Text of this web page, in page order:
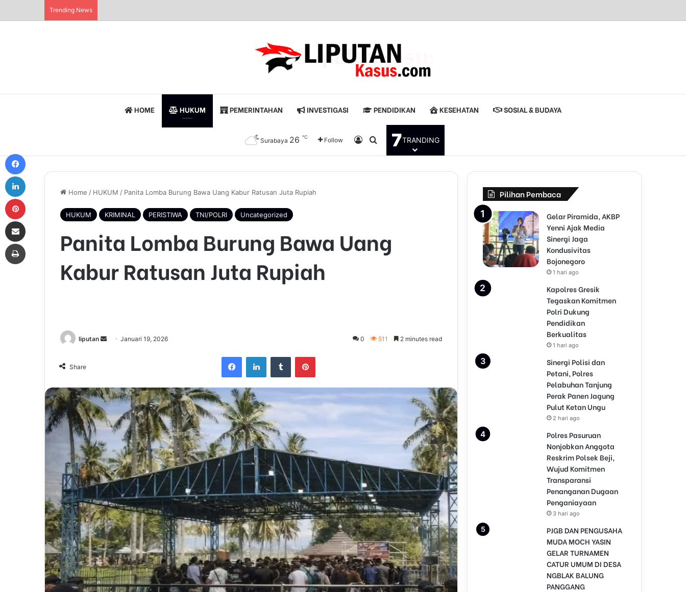
Trending News
HOME HUKUM PEMERINTAHAN INVESTIGASI PENDIDIKAN KESEHATAN SOSIAL & BUDAYA
Surabaya 26 ℃ Follow Log InPencarian untuk
7TRANDING
Home / HUKUM / Panita Lomba Burung Bawa Uang Kabur Ratusan Juta Rupiah
HUKUM KRIMINAL PERISTIWA TNI/POLRI Uncategorized
Panita Lomba Burung Bawa Uang
Kabur Ratusan Juta Rupiah
liputan
a
n
e
m
l
Januari 19, 2026 0 511 2 minutes read
Share
Pilihan Pembaca
Gelar Piramida, AKBP
Yenni Ajak Media
Sinergi Jaga
Kondusivitas
Bojonegoro
1 hari ago
Kapolres Gresik
Tegaskan Komitmen
Polri Dukung
Pendidikan
Berkualitas
1 hari ago
Sinergi Polisi dan
Petani, Polres
Pelabuhan Tanjung
Perak Panen Jagung
Pulut Ketan Ungu
2 hari ago
Polres Pasuruan
Nonjobkan Anggota
Reskrim Polsek Beji,
Wujud Komitmen
Transparansi
Penanganan Dugaan
Penganiayaan
3 hari ago
PJGB DAN PENGUSAHA
MUDA MOCH YASIN
GELAR TURNAMEN
CATUR UMUM DI DESA
NGBLAK BALUNG
PANGGANG
Facebook
LinkedIn